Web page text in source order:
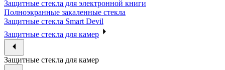
Защитные стекла для электронной книги
Полноэкранные закаленные стекла
Защитные стекла Smart Devil
Защитные стекла для камер
Защитные стекла для камер